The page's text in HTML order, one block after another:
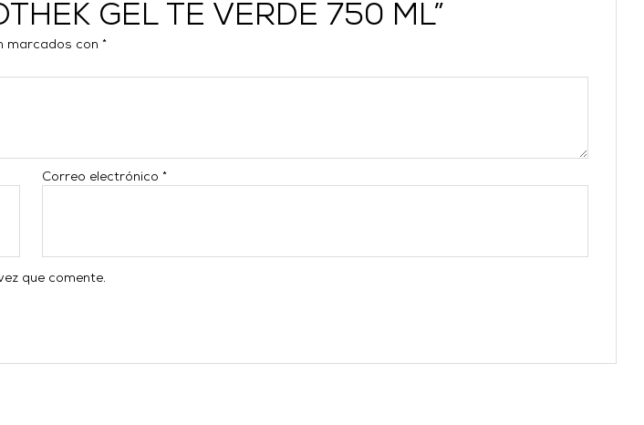
GEL TE VERDE 750 ML”
marcados con*
Correo electrónico*
que comente.